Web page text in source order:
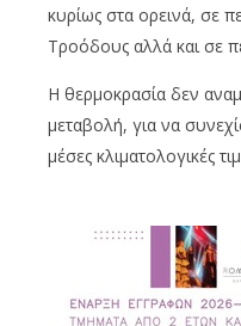
κυρίως στα ορεινά, σε
Τροόδους αλλά και σε
Η θερμοκρασία δεν
μεταβολή, για να
μέσες κλιματολογικές